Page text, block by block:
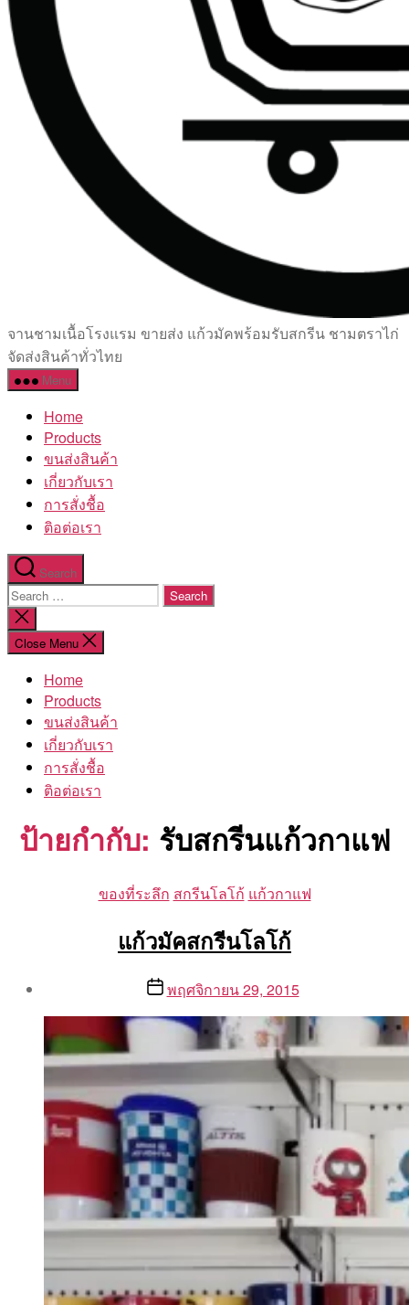
เซรามิค
ครบ
ครัน
โรงงาน
จานชามเนื้อโรงแรม ขายส่ง แก้วมัคพร้อมรับสกรีน ชามตราไก่
จัดส่งสินค้าทั่วไทย
Menu
Home
Products
ขนส่งสินค้า
เกี่ยวกับเรา
การสั่งชื้อ
ติอต่อเรา
Search
Search
for:
Close
search
Close Menu
Home
Products
ขนส่งสินค้า
เกี่ยวกับเรา
การสั่งชื้อ
ติอต่อเรา
ป้ายกำกับ: รับสกรีนแก้วกาแฟ
Categories
ของที่ระลึก สกรีนโลโก้ แก้วกาแฟ
แก้วมัคสกรีนโลโก้
By
Aea
Postพฤศจิกายน 29, 2015